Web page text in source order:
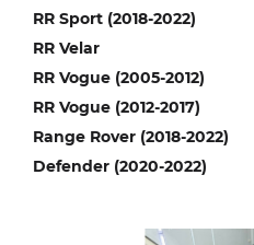
Defender (2020-2022)
RR Sport (2018-2022)
RR Velar
RR Vogue (2005-2012)
RR Vogue (2012-2017)
Range Rover (2018-2022)